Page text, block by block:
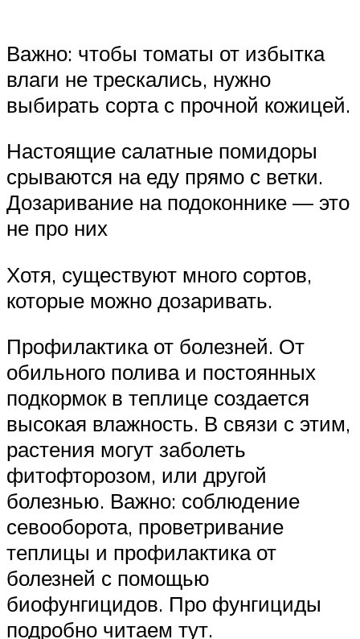
Важно: чтобы томаты от избытка
влаги не трескались, нужно
выбирать сорта с прочной кожицей.
Настоящие салатные помидоры
срываются на еду прямо с ветки.
Дозаривание на подоконнике — это
не про них
Хотя, существуют много сортов,
которые можно дозаривать.
Профилактика от болезней. От
обильного полива и постоянных
подкормок в теплице создается
высокая влажность. В связи с этим,
растения могут заболеть
фитофторозом, или другой
болезнью. Важно: соблюдение
севооборота, проветривание
теплицы и профилактика от
болезней с помощью
биофунгицидов. Про фунгициды
подробно читаем тут.